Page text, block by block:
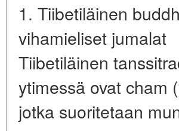
1. Tiibetiläinen
vihamieliset jumalat
Tiibetiläinen
ytimessä ovat cham
jotka suoritetaan